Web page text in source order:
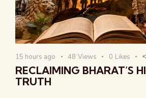
15 hours ago 48 Views 0 Likes
RECLAIMING BHARAT’S
TRUTH